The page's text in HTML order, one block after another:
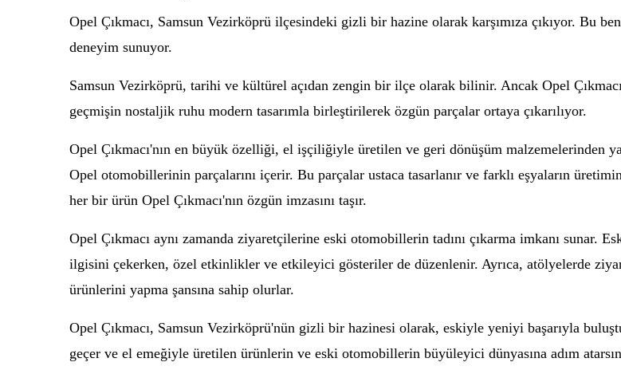
Opel Çıkmacı, Samsun Vezirköprü ilçesindeki gizli bir hazine olarak karşımıza çıkıyor. Bu
deneyim sunuyor.
Samsun Vezirköprü, tarihi ve kültürel açıdan zengin bir ilçe olarak bilinir. Ancak Opel
geçmişin nostaljik ruhu modern tasarımla birleştirilerek özgün parçalar ortaya çıkarılıyor.
Opel Çıkmacı'nın en büyük özelliği, el işçiliğiyle üretilen ve geri dönüşüm malzemelerinden
Opel otomobillerinin parçalarını içerir. Bu parçalar ustaca tasarlanır ve farklı eşyaların
her bir ürün Opel Çıkmacı'nın özgün imzasını taşır.
Opel Çıkmacı aynı zamanda ziyaretçilerine eski otomobillerin tadını çıkarma imkanı sunar.
ilgisini çekerken, özel etkinlikler ve etkileyici gösteriler de düzenlenir. Ayrıca, atölyelerde
ürünlerini yapma şansına sahip olurlar.
Opel Çıkmacı, Samsun Vezirköprü'nün gizli bir hazinesi olarak, eskiyle yeniyi başarıyla
geçer ve el emeğiyle üretilen ürünlerin ve eski otomobillerin büyüleyici dünyasına adım